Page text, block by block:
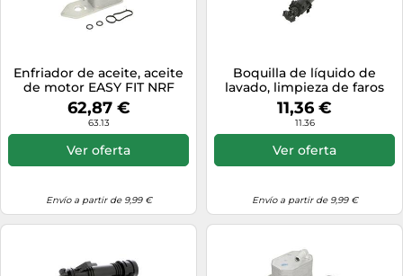
Enfriador de aceite, aceite
de motor EASY FIT NRF
31795
62,87 €
63.13
Ver oferta
Envío a partir de 9,99 €
Boquilla de líquido de
lavado, limpieza de faros
BLIC 5902-06-0225P
11,36 €
11.36
Ver oferta
Envío a partir de 9,99 €